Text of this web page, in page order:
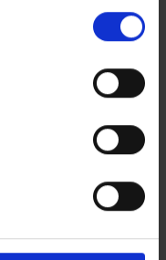
SUSCRIPCIÓN
CAPITALES DE
PROVINCIA 4
949,00 €
registrados